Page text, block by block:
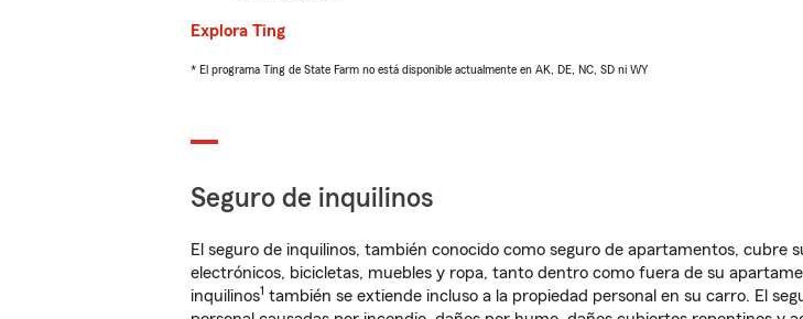
Explora Ting
* El programa Ting de State Farm no está disponible actualmente en AK, DE, NC, SD ni WY
Seguro de inquilinos
El seguro de inquilinos, también conocido como seguro de apartamentos,
electrónicos, bicicletas, muebles y ropa, tanto dentro como fuera de su
inquilinos1 también se extiende incluso a la propiedad personal en su carro. El